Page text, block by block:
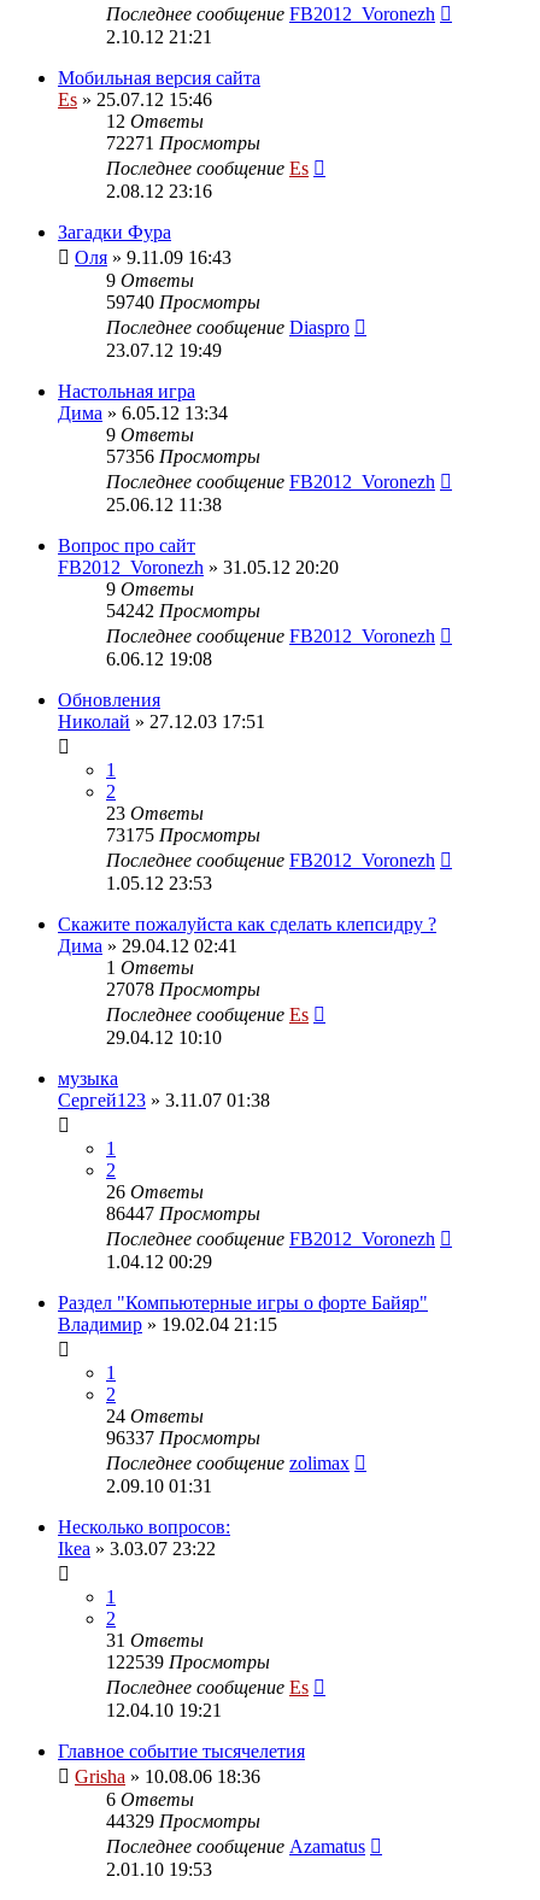
Последнее сообщение FB2012_Voronezh
2.10.12 21:21
Мобильная версия сайта
Es » 25.07.12 15:46
12 Ответы
72271 Просмотры
Последнее сообщение Es
2.08.12 23:16
Загадки Фура
Оля » 9.11.09 16:43
9 Ответы
59740 Просмотры
Последнее сообщение Diaspro
23.07.12 19:49
Настольная игра
Дима » 6.05.12 13:34
9 Ответы
57356 Просмотры
Последнее сообщение FB2012_Voronezh
25.06.12 11:38
Вопрос про сайт
FB2012_Voronezh » 31.05.12 20:20
9 Ответы
54242 Просмотры
Последнее сообщение FB2012_Voronezh
6.06.12 19:08
Обновления
Николай » 27.12.03 17:51
1
2
23 Ответы
73175 Просмотры
Последнее сообщение FB2012_Voronezh
1.05.12 23:53
Скажите пожалуйста как сделать клепсидру ?
Дима » 29.04.12 02:41
1 Ответы
27078 Просмотры
Последнее сообщение Es
29.04.12 10:10
музыка
Сергей123 » 3.11.07 01:38
1
2
26 Ответы
86447 Просмотры
Последнее сообщение FB2012_Voronezh
1.04.12 00:29
Раздел "Компьютерные игры о форте Байяр"
Владимир » 19.02.04 21:15
1
2
24 Ответы
96337 Просмотры
Последнее сообщение zolimax
2.09.10 01:31
Несколько вопросов:
Ikea » 3.03.07 23:22
1
2
31 Ответы
122539 Просмотры
Последнее сообщение Es
12.04.10 19:21
Главное событие тысячелетия
Grisha » 10.08.06 18:36
6 Ответы
44329 Просмотры
Последнее сообщение Azamatus
2.01.10 19:53